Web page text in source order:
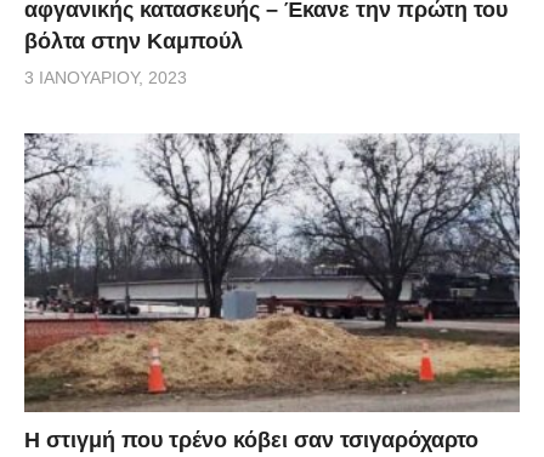
αφγανικής κατασκευής – Έκανε την πρώτη του
βόλτα στην Καμπούλ
3 ΙΑΝΟΥΑΡΊΟΥ, 2023
H στιγμή που τρένο κόβει σαν τσιγαρόχαρτο